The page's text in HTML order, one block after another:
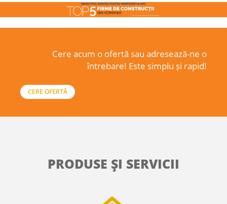
Cere acum o ofertă sau adresează-ne o
întrebare! Este simplu și rapid!
CERE OFERTĂ
PRODUSE ŞI SERVICII